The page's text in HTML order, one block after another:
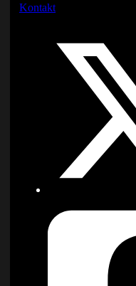
Kontakt